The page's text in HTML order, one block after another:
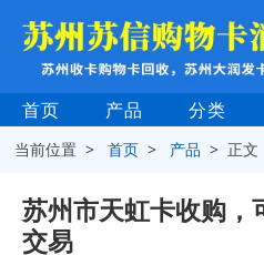
首页 产品 分类
当前位置 >首页 > 产品 > 正文
苏州市天虹卡收购，
交易